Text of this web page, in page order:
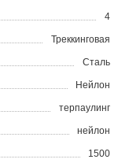
4
Треккинговая
Сталь
Нейлон
терпаулинг
нейлон
1500